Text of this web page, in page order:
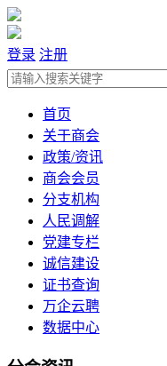
登录 注册
首页
关于商会
政策/资讯
商会会员
分支机构
人民调解
党建专栏
诚信建设
证书查询
万企云聘
数据中心